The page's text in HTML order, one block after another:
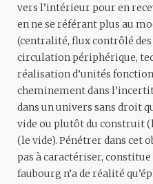
vers l’intérieur pour en
en ne se référant plus au
(centralité, flux contrôlé
circulation périphérique,
réalisation d’unités
cheminement dans
dans un univers sans droit
vide ou plutôt du construit
(le vide). Pénétrer dans cet
pas à caractériser,
faubourg n’a de réalité